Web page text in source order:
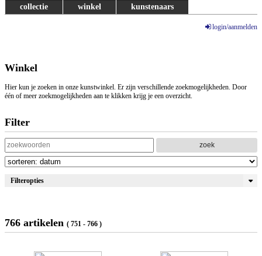
collectie winkel kunstenaars
login/aanmelden
Winkel
Hier kun je zoeken in onze kunstwinkel. Er zijn verschillende zoekmogelijkheden. Door
één of meer zoekmogelijkheden aan te klikken krijg je een overzicht.
Filter
zoek
Filteropties
766 artikelen ( 751 - 766 )